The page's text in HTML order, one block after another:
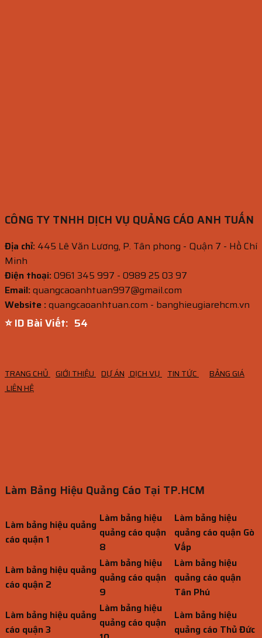
CÔNG TY TNHH DỊCH VỤ QUẢNG CÁO ANH TUẤN
Địa chỉ: 445 Lê Văn Lương, P. Tân phong - Quận 7 - Hồ Chí
Minh
Điện thoại:0961 345 997 - 0989 25 03 97
Email:quangcaoanhtuan997@gmail.com
Website :quangcaoanhtuan.com - banghieugiarehcm.vn
⭐ ID Bài Viết: 53
TRANG CHỦ GIỚI THIỆU DỰ ÁN DỊCH VỤ TIN TỨC
BẢNG GIÁ
LIÊN HỆ
Làm Bảng Hiệu Quảng Cáo Tại TP.HCM
Làm bảng hiệu quảng
cáo quận 1
Làm bảng hiệu
quảng cáo quận
8
Làm bảng hiệu
quảng cáo quận Gò
Vấp
Làm bảng hiệu quảng
cáo quận 2
Làm bảng hiệu
quảng cáo quận
9
Làm bảng hiệu
quảng cáo quận
Tân Phú
Làm bảng hiệu quảng
cáo quận 3
Làm bảng hiệu
quảng cáo quận
Làm bảng hiệu
quảng cáo Thủ Đức